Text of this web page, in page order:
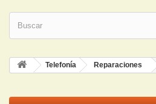
Telefonía Reparaciones